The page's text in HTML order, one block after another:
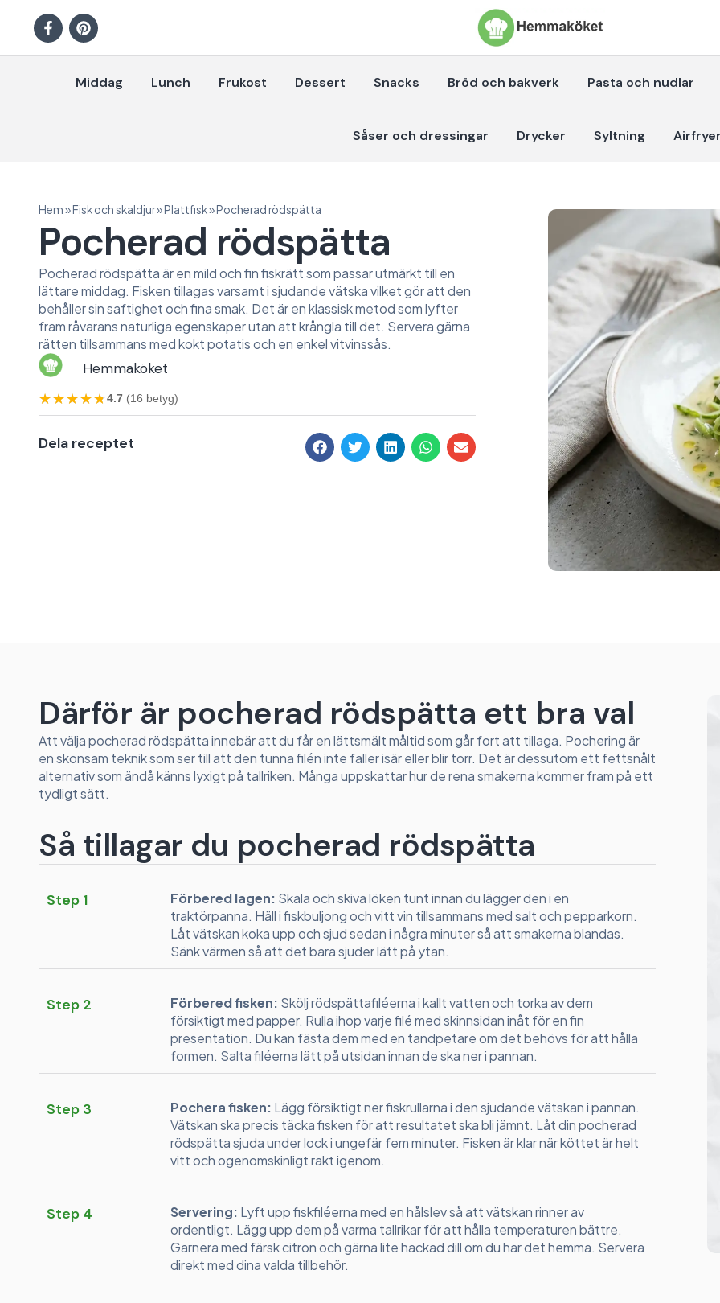
Middag Lunch Frukost Dessert Snacks Bröd och bakverk Pasta och nudlar
Såser och dressingar Drycker Syltning Airfryer
Hem»Fisk och skaldjur»Plattfisk»Pocherad rödspätta
Pocherad rödspätta
Pocherad rödspätta är en mild och fin fiskrätt som passar utmärkt till en
lättare middag. Fisken tillagas varsamt i sjudande vätska vilket gör att den
behåller sin saftighet och fina smak. Det är en klassisk metod som lyfter
fram råvarans naturliga egenskaper utan att krångla till det. Servera gärna
rätten tillsammans med kokt potatis och en enkel vitvinssås.
Hemmaköket
★★★★★
★★★★★4.7 (16 betyg)
Dela receptet
Därför är pocherad rödspätta ett bra val
Att välja pocherad rödspätta innebär att du får en lättsmält måltid som går fort att tillaga. Pochering är
en skonsam teknik som ser till att den tunna filén inte faller isär eller blir torr. Det är dessutom ett fettsnålt
alternativ som ändå känns lyxigt på tallriken. Många uppskattar hur de rena smakerna kommer fram på ett
tydligt sätt.
Så tillagar du pocherad rödspätta
Step 1 Förbered lagen: Skala och skiva löken tunt innan du lägger den i en
traktörpanna. Häll i fiskbuljong och vitt vin tillsammans med salt och pepparkorn.
Låt vätskan koka upp och sjud sedan i några minuter så att smakerna blandas.
Sänk värmen så att det bara sjuder lätt på ytan.
Step 2 Förbered fisken: Skölj rödspättafiléerna i kallt vatten och torka av dem
försiktigt med papper. Rulla ihop varje filé med skinnsidan inåt för en fin
presentation. Du kan fästa dem med en tandpetare om det behövs för att hålla
formen. Salta filéerna lätt på utsidan innan de ska ner i pannan.
Step 3 Pochera fisken: Lägg försiktigt ner fiskrullarna i den sjudande vätskan i pannan.
Vätskan ska precis täcka fisken för att resultatet ska bli jämnt. Låt din pocherad
rödspätta sjuda under lock i ungefär fem minuter. Fisken är klar när köttet är helt
vitt och ogenomskinligt rakt igenom.
Step 4 Servering: Lyft upp fiskfiléerna med en hålslev så att vätskan rinner av
ordentligt. Lägg upp dem på varma tallrikar för att hålla temperaturen bättre.
Garnera med färsk citron och gärna lite hackad dill om du har det hemma. Servera
direkt med dina valda tillbehör.